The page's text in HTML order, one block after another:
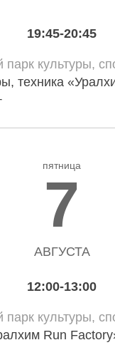
19:45-20:45
парк культуры,
техника
пятница
7
АВГУСТА
12:00-13:00
парк культуры,
Run